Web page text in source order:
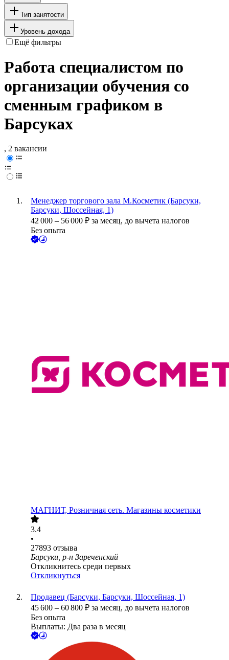
Тип занятости
Уровень дохода
Ещё фильтры
Работа специалистом по
организации обучения со
сменным графиком в
Барсуках
, 2 вакансии
Менеджер торгового зала М.Косметик (Барсуки,
Барсуки, Шоссейная, 1)
42 000 – 56 000 ₽ за месяц, до вычета налогов
Без опыта
МАГНИТ, Розничная сеть. Магазины косметики
3.4
•
27893 отзыва
Барсуки, р-н Зареченский
Откликнитесь среди первых
Откликнуться
Продавец (Барсуки, Барсуки, Шоссейная, 1)
45 600 – 60 800 ₽ за месяц, до вычета налогов
Без опыта
Выплаты: Два раза в месяц